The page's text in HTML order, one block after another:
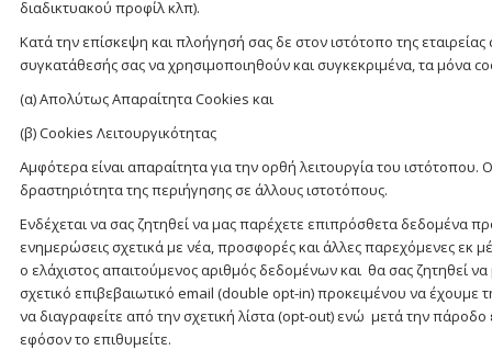
διαδικτυακού προφίλ κλπ).
Κατά την επίσκεψη και πλοήγησή σας δε στον ιστότοπο της
συγκατάθεσής σας να χρησιμοποιηθούν και συγκεκριμένα, τα μόνα
(α) Απολύτως Απαραίτητα Cookies και
(β) Cookies Λειτουργικότητας
Αμφότερα είναι απαραίτητα για την ορθή λειτουργία του
δραστηριότητα της περιήγησης σε άλλους ιστοτόπους.
Ενδέχεται να σας ζητηθεί να μας παρέχετε επιπρόσθετα δεδομένα
ενημερώσεις σχετικά με νέα, προσφορές και άλλες παρεχόμενες εκ
ο ελάχιστος απαιτούμενος αριθμός δεδομένων και θα σας ζητηθεί
σχετικό επιβεβαιωτικό email (double opt-in) προκειμένου να έχουμε
να διαγραφείτε από την σχετική λίστα (opt-out) ενώ μετά την
εφόσον το επιθυμείτε.